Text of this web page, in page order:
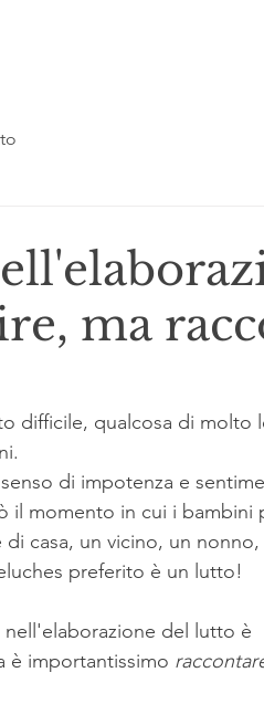
ma
difficile, qualcosa di molto
di impotenza e
il momento in cui i bambini
casa, un vicino, un nonno,
preferito è un lutto!
del lutto è
è importantissimo